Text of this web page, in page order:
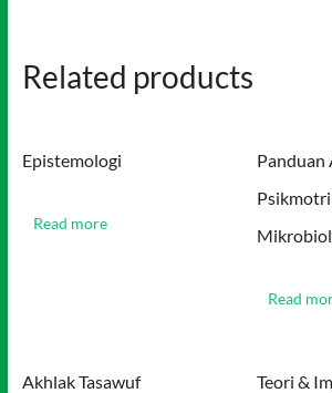
Related products
Epistemologi
Read more
Panduan
Read
Akhlak Tasawuf
Teori &